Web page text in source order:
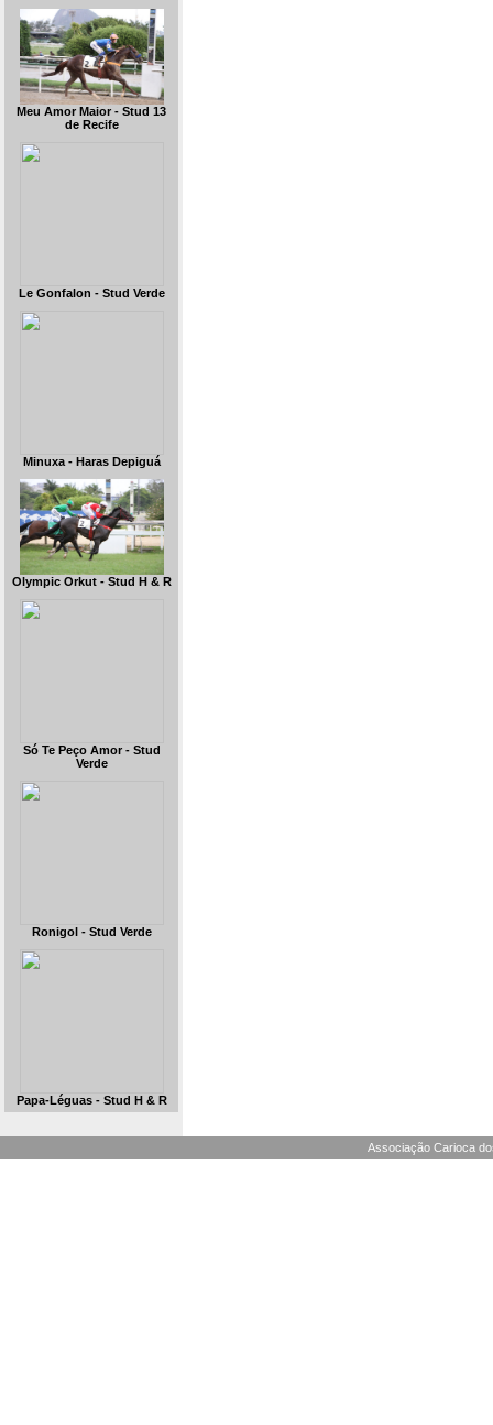
Meu Amor Maior - Stud 13
de Recife
Le Gonfalon - Stud Verde
Minuxa - Haras Depiguá
Olympic Orkut - Stud H & R
Só Te Peço Amor - Stud
Verde
Ronigol - Stud Verde
Papa-Léguas - Stud H & R
Associação Carioca